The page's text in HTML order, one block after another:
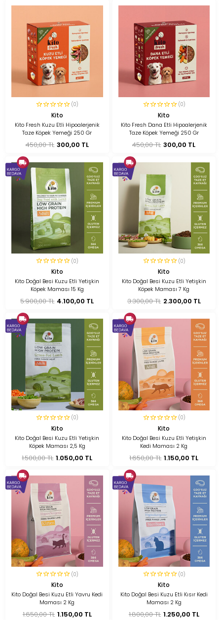
(0)
Kito
Kito Fresh Kuzu Etli Hipoalerjenik
Taze Köpek Yemeği 250 Gr
450,00 TL 300,00 TL
(0)
Kito
Kito Fresh Dana Etli Hipoalerjenik
Taze Köpek Yemeği 250 Gr
450,00 TL 300,00 TL
(0)
Kito
Kito Doğal Besi Kuzu Etli Yetişkin
Köpek Maması 15 Kg
5.900,00 TL 4.100,00 TL
(0)
Kito
Kito Doğal Besi Kuzu Etli Yetişkin
Köpek Maması 7 Kg
3.300,00 TL 2.300,00 TL
(0)
Kito
Kito Doğal Besi Kuzu Etli Yetişkin
Köpek Maması 2,5 Kg
1.500,00 TL 1.050,00 TL
(0)
Kito
Kito Doğal Besi Kuzu Etli Yetişkin
Kedi Maması 2 Kg
1.650,00 TL 1.150,00 TL
(0)
Kito
Kito Doğal Besi Kuzu Etli Yavru Kedi
Maması 2 Kg
1.650,00 TL 1.150,00 TL
(0)
Kito
Kito Doğal Besi Kuzu Etli Kısır Kedi
Maması 2 Kg
1.800,00 TL 1.250,00 TL